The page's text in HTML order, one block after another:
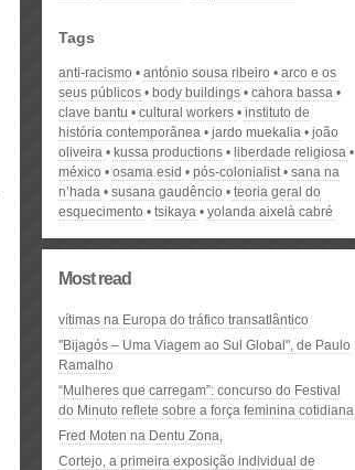
Tags
anti-racismo antónio sousa ribeiro
arco e os
seus públicos
body buildings
cahora bassa
clave bantu
cultural workers
instituto de
história contemporânea
jardo muekalia
joão
oliveira
kussa productions
liberdade religiosa
méxico
osama esid pós-colonialist
sana na
n’hada
susana gaudêncio
teoria geral do
esquecimento
tsikaya yolanda aixelà cabré
Most read
vítimas na Europa do tráfico transatlântico
"Bijagós – Uma Viagem ao Sul Global", de Paulo
Ramalho
“Mulheres que carregam”: concurso do Festival
do Minuto reflete sobre a força feminina cotidiana
Fred Moten na Dentu Zona,
Cortejo, a primeira exposição individual de